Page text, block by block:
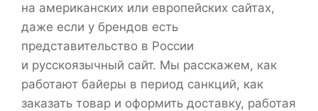
на американских или европейских сайтах,
даже если у брендов есть
представительство в России
и русскоязычный сайт. Мы расскажем, как
работают байеры в период санкций, как
заказать товар и оформить доставку, работая